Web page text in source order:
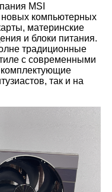
MSI
компьютерных
материнские
и блоки питания.
традиционные
с современными
так и на